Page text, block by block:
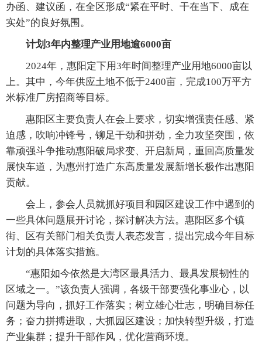
办函、建议函，在全区形成“紧在平时、干在当下、成在
实处”的良好氛围。
计划3年内整理产业用地逾6000亩
2024年，惠阳定下用3年时间整理产业用地6000亩以
上。其中，今年供应土地不低于2400亩，完成100万平方
米标准厂房招商等目标。
惠阳区主要负责人在会上要求，切实增强责任感、紧
迫感，吹响冲锋号，铆足干劲和拼劲，全力攻坚突围，依
靠顽强斗争推动惠阳破局求变、开启新局，重回高质量发
展快车道，为惠州打造广东高质量发展新增长极作出惠阳
贡献。
会上，参会人员就抓好项目和园区建设工作中遇到的
一些具体问题展开讨论，探讨解决方法。惠阳区多个镇
街、区有关部门相关负责人表态发言，提出完成今年目标
计划的具体落实措施。
“惠阳如今依然是大湾区最具活力、最具发展韧性的
区域之一。”该负责人强调，各级干部要强化事业心，以
问题为导向，抓好工作落实；树立雄心壮志，明确目标任
务；奋力拼搏进取，大抓园区建设；加快转型升级，打造
产业集群；提升干部作风，优化营商环境。